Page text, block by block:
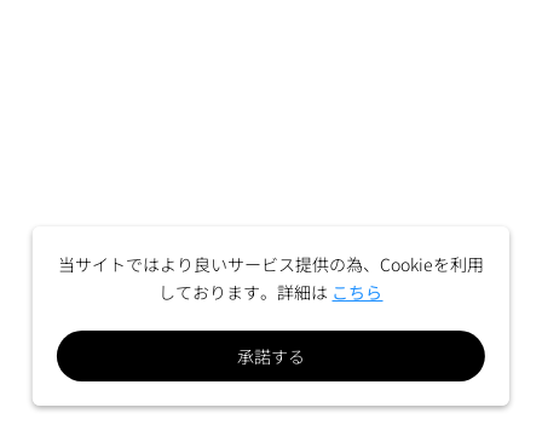
当サイトではより良いサービス提供の為、Cookieを利用
しております。詳細は こちら
承諾する